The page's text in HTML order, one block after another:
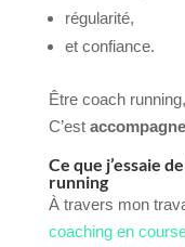
régularité,
et confiance.
Être coach
C’est
Ce que j’essaie
running
À travers mon
coaching en